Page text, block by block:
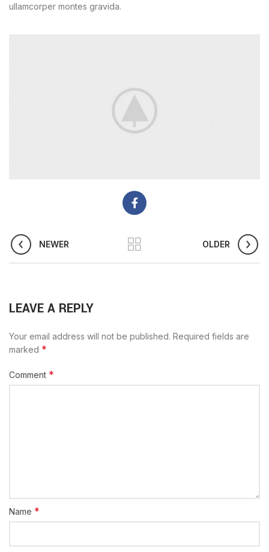
ullamcorper montes gravida.
NEWER OLDER
LEAVE A REPLY
Your email address will not be published. Required fields are
marked *
Comment *
Name *